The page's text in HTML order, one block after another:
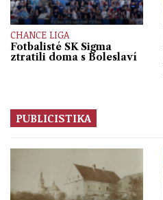
CHANCE LIGA
Fotbalisté SK Sigma
ztratili doma s Boleslaví
PUBLICISTIKA